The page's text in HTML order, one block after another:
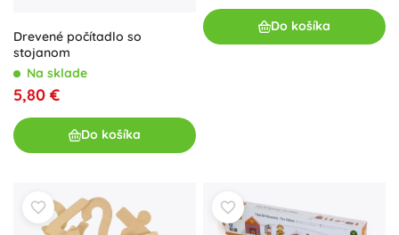
Drevené počítadlo so
stojanom
Na sklade
5,80 €
Do košíka
Do košíka